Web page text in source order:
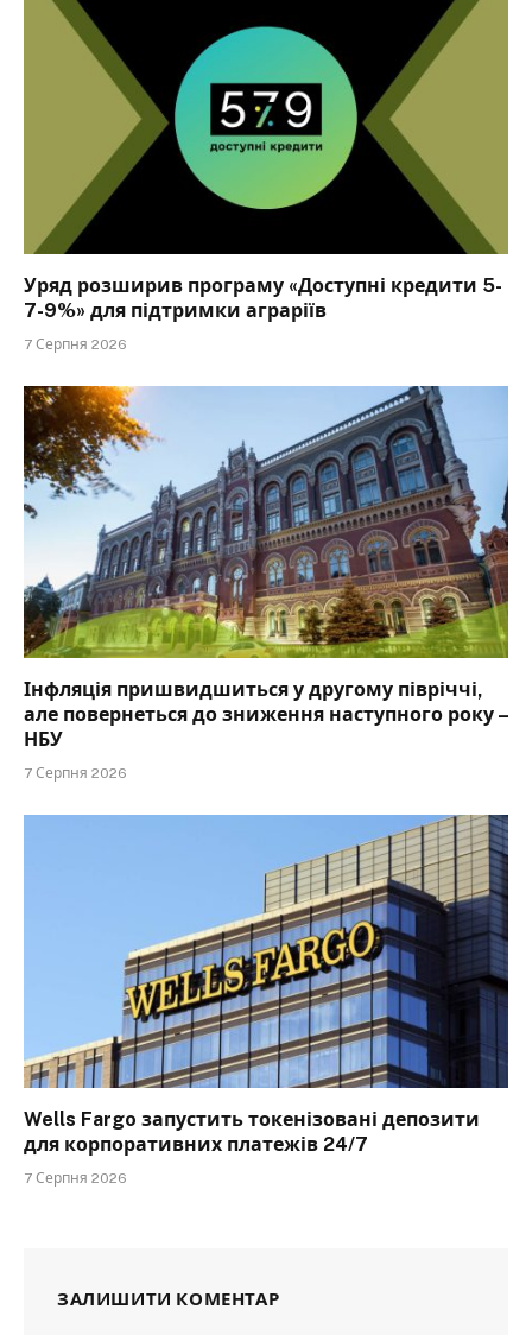
Уряд розширив програму «Доступні кредити 5-
7-9%» для підтримки аграріїв
7 Серпня 2026
Інфляція пришвидшиться у другому півріччі,
але повернеться до зниження наступного року –
НБУ
7 Серпня 2026
Wells Fargo запустить токенізовані депозити
для корпоративних платежів 24/7
7 Серпня 2026
ЗАЛИШИТИ КОМЕНТАР